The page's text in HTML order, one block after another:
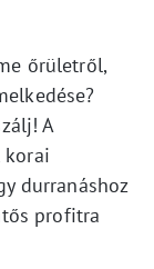
őrületről,
A
korai
durranáshoz
profitra